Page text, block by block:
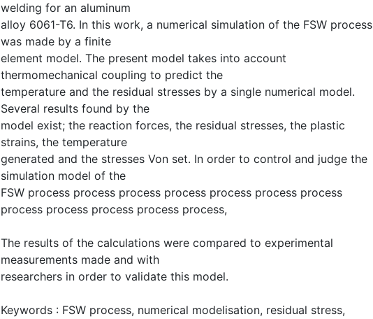
welding for an aluminum
alloy 6061-T6. In this work, a numerical simulation of the FSW process
was made by a finite
element model. The present model takes into account
thermomechanical coupling to predict the
temperature and the residual stresses by a single numerical model.
Several results found by the
model exist; the reaction forces, the residual stresses, the plastic
strains, the temperature
generated and the stresses Von set. In order to control and judge the
simulation model of the
FSW process process process process process process process
process process process process process,
The results of the calculations were compared to experimental
measurements made and with
researchers in order to validate this model.
Keywords : FSW process, numerical modelisation, residual stress,